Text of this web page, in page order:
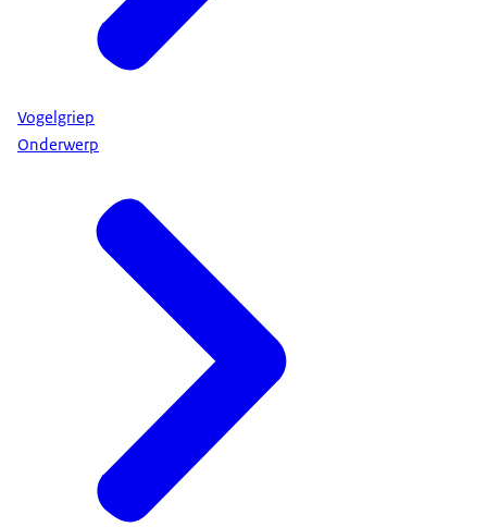
Vogelgriep
Onderwerp